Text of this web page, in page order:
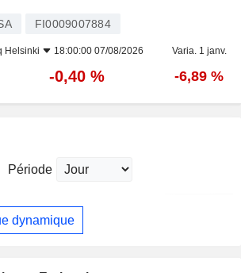
FI0009007884
Helsinki 18:00:00 07/08/2026 Varia. 1 janv.
-0,40 % -6,89 %
Période
dynamique